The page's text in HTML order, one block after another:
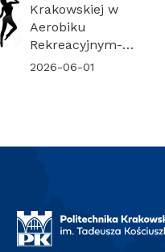
Krakowskiej w
Aerobiku
Rekreacyjnym-
PODSUMOWANIE
2026-06-01